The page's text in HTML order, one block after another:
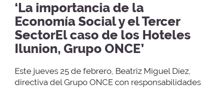
‘La importancia de la
Economía Social y el Tercer
SectorEl caso de los Hoteles
Ilunion, Grupo ONCE’
Este jueves 25 de febrero, Beatriz Miguel Díez,
directiva del Grupo ONCE con responsabilidades